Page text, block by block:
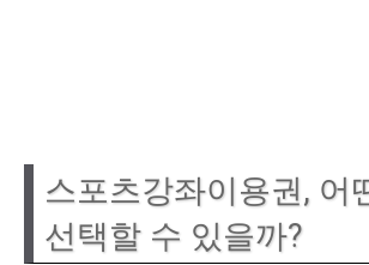
스포츠강좌이용권, 어
선택할 수 있을까?